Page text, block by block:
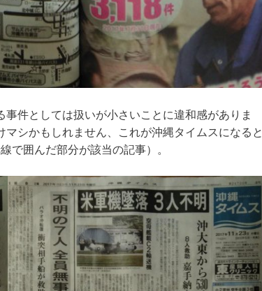
件としては扱いが小さいことに違和感がありま
シかもしれません、これが沖縄タイムスになると
で囲んだ部分が該当の記事）。